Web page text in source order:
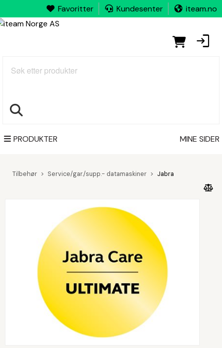
Favoritter Kundesenter iteam.no
Søk
PRODUKTER MINE SIDER
Tilbehør Service/gar./supp.- datamaskiner Jabra